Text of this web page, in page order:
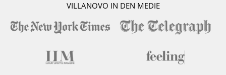
VILLANOVO IN DEN MEDIE